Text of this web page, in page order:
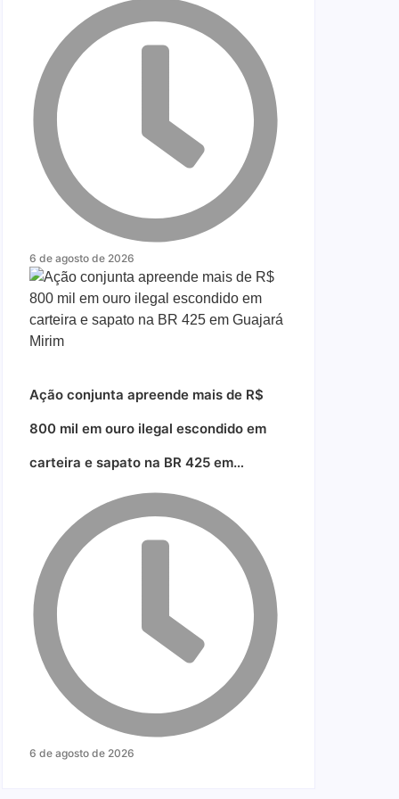
6 de agosto de 2026
Ação conjunta apreende mais de R$
800 mil em ouro ilegal escondido em
carteira e sapato na BR 425 em…
6 de agosto de 2026